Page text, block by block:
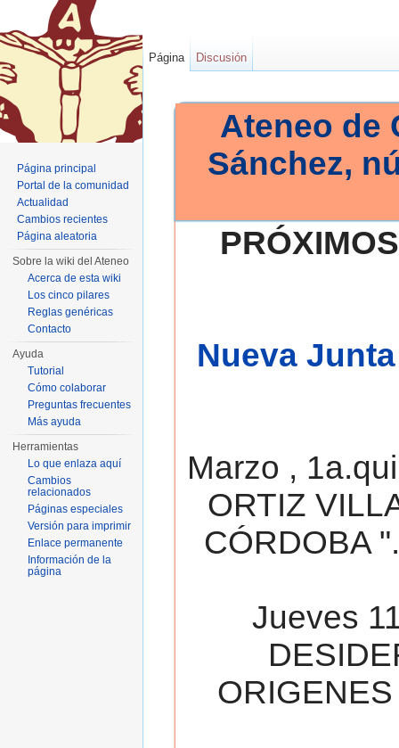
Ateneo de
Sánchez,
Nueva
Marzo ,
ORTIZ
CÓRDOBA
Jueves
Página Discusión
Página principal
Portal de la comunidad
Actualidad
Cambios recientes
Página aleatoria
Sobre la wiki del Ateneo
Acerca de esta wiki
Los cinco pilares
Reglas genéricas
Contacto
Ayuda
Tutorial
Cómo colaborar
Preguntas frecuentes
Más ayuda
Herramientas
Lo que enlaza aquí
Cambios
relacionados
Páginas especiales
Versión para imprimir
Enlace permanente
Información de la
página